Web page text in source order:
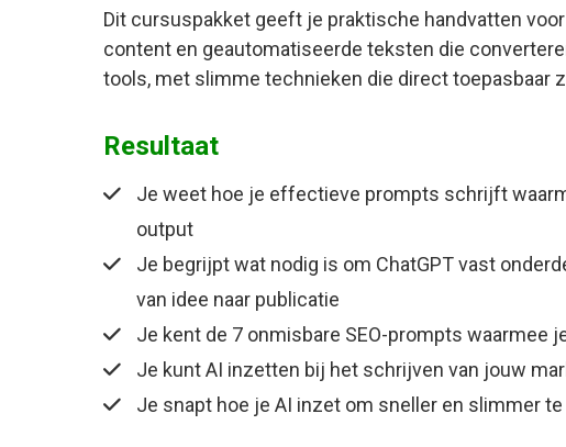
Dit cursuspakket geeft je praktische handvatten
content en geautomatiseerde teksten die
tools, met slimme technieken die direct toepasbaar
Resultaat
Je weet hoe je effectieve prompts schrijft
output
Je begrijpt wat nodig is om ChatGPT vast
van idee naar publicatie
Je kent de 7 onmisbare SEO-prompts waarmee
Je kunt AI inzetten bij het schrijven van jouw
Je snapt hoe je AI inzet om sneller en slimmer